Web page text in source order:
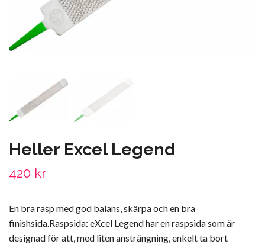
Heller Excel Legend
420 kr
En bra rasp med god balans, skärpa och en bra
finishsida.Raspsida: eXcel Legend har en raspsida som är
designad för att, med liten ansträngning, enkelt ta bort